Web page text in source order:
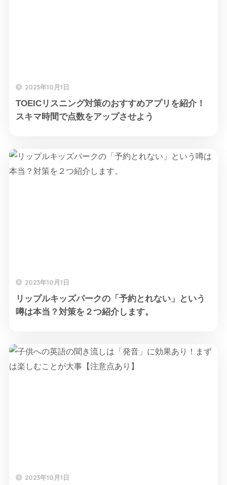
2023年10月1日
TOEICリスニング対策のおすすめアプリを紹介！
スキマ時間で点数をアップさせよう
2023年10月1日
リップルキッズパークの「予約とれない」という
噂は本当？対策を２つ紹介します。
2023年10月1日